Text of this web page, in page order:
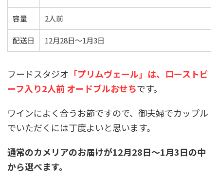
容量 2人前
配送日 12月28日～1月3日
フードスタジオ 「プリムヴェール」は、ローストビ
ーフ入り2人前 オードブルおせちです。
ワインによく合うお節ですので、御夫婦でカップル
でいただくには丁度よいと思います。
通常のカメリアのお届けが12月28日～1月3日の中
から選べます。